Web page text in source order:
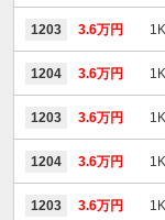
1203 3.6万円 1K
1204 3.6万円 1K
1203 3.6万円 1K
1204 3.6万円 1K
1203 3.6万円 1K